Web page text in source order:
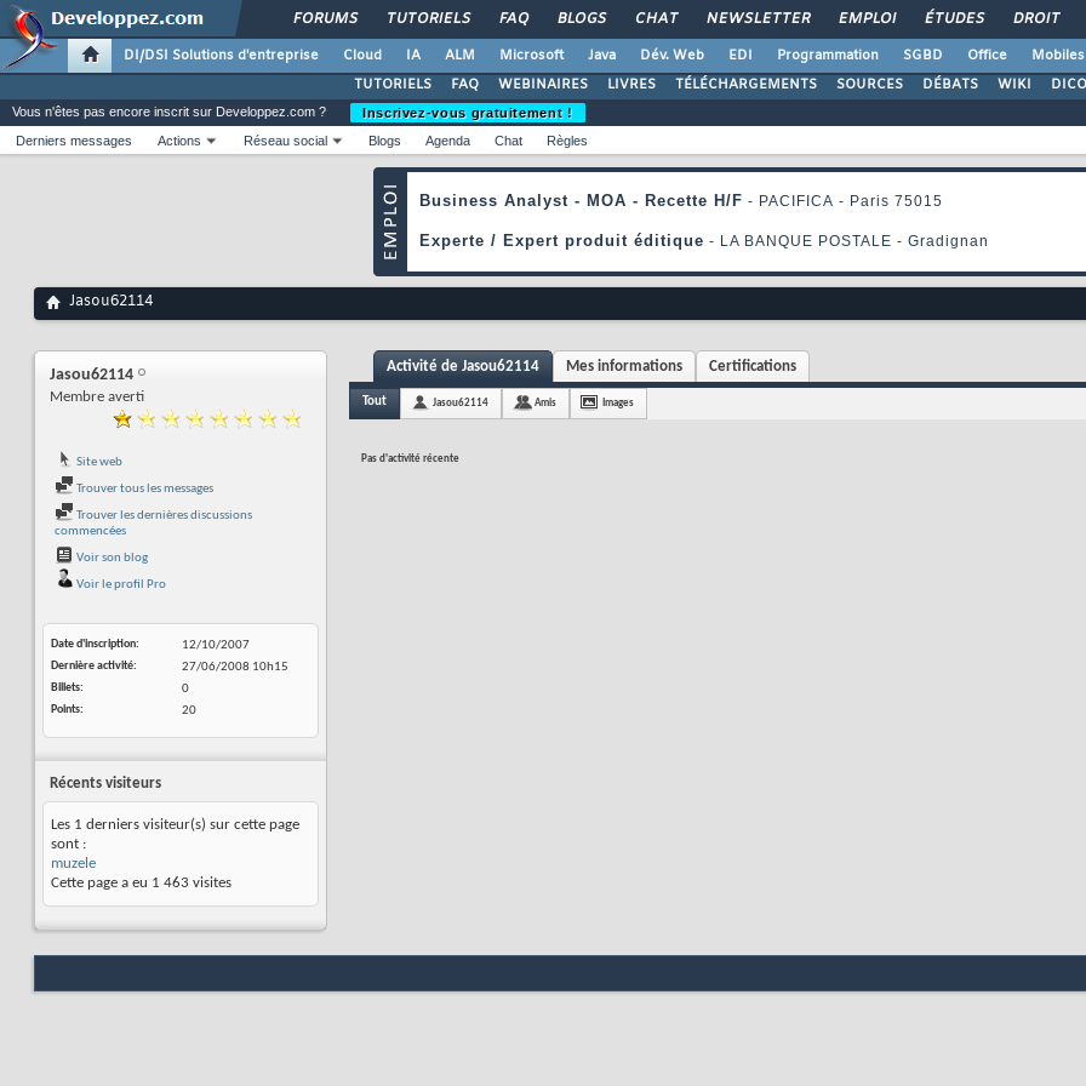
FORUMS TUTORIELS FAQ BLOGS CHAT NEWSLETTER EMPLOI ÉTUDES DROIT
DI/DSI Solutions d'entreprise Cloud IA ALM Microsoft Java Dév. Web EDI Programmation SGBD Office Mobiles
TUTORIELS
FAQ WEBINAIRES LIVRES TÉLÉCHARGEMENTS SOURCES DÉBATS WIKI DICO
Vous n'êtes pas encore inscrit sur Developpez.com ?
Inscrivez-vous gratuitement !
Derniers messages
Actions Réseau social Blogs Agenda Chat Règles
Jasou62114
Jasou62114
Membre averti
Site web
Trouver tous les messages
Trouver les dernières discussions
commencées
Voir son blog
Voir le profil Pro
Date d'inscription
12/10/2007
Dernière activité
27/06/2008 10h15
Billets
0
Points
20
Récents visiteurs
Les 1 derniers visiteur(s) sur cette page
sont :
muzele
Cette page a eu 1 463 visites
Activité de Jasou62114 Mes informations Certifications
Tout Jasou62114 Amis Images
Pas d'activité récente